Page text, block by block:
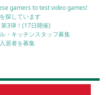
gamers to test video games!
探しています
3弾！(17日開催)
・キッチンスタッフ募集
居者を募集